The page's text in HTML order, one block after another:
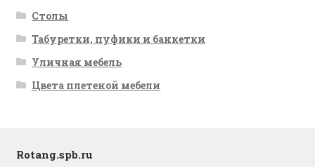
Столы
Табуретки, пуфики и банкетки
Уличная мебель
Цвета плетеной мебели
Rotang.spb.ru